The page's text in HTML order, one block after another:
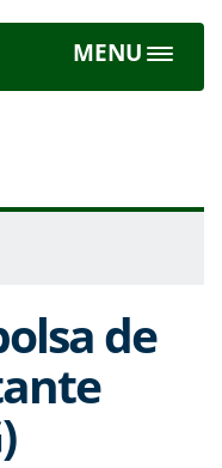
MENU
Toggle
de